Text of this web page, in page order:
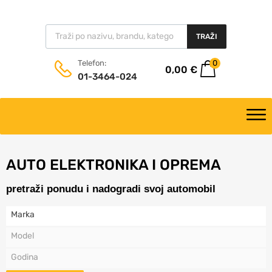
TRAŽI
Telefon:
01-3464-024
0,00 €
0
AUTO ELEKTRONIKA I OPREMA
pretraži ponudu i nadogradi svoj automobil
Marka
Model
Godina